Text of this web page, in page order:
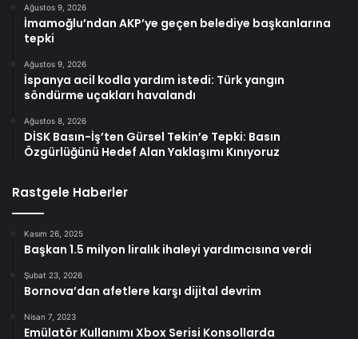
Ağustos 9, 2026
İmamoğlu’ndan AKP’ye geçen belediye başkanlarına
tepki
Ağustos 9, 2026
İspanya acil kodla yardım istedi: Türk yangın
söndürme uçakları havalandı
Ağustos 8, 2026
DİSK Basın-İş’ten Gürsel Tekin’e Tepki: Basın
Özgürlüğünü Hedef Alan Yaklaşımı Kınıyoruz
Rastgele Haberler
Kasım 26, 2025
Başkan 1.5 milyon liralık ihaleyi yardımcısına verdi
Şubat 23, 2026
Bornova’dan afetlere karşı dijital devrim
Nisan 7, 2023
Emülatör Kullanımı Xbox Serisi Konsollarda